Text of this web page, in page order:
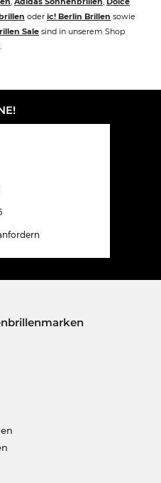
oder ic! Berlin Brillen sowie
Sale sind in unserem Shop